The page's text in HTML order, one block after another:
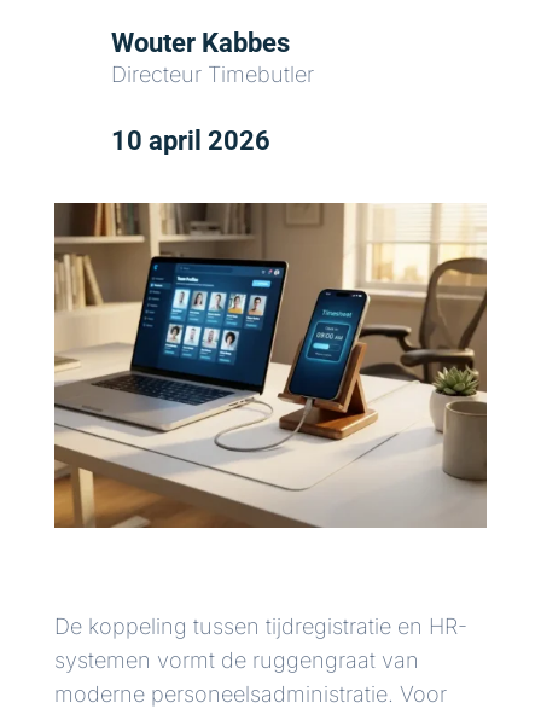
Wouter Kabbes
Directeur Timebutler
10 april 2026
De koppeling tussen tijdregistratie en HR-
systemen vormt de ruggengraat van
moderne personeelsadministratie. Voor